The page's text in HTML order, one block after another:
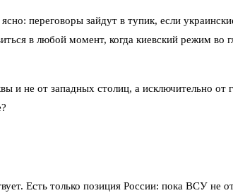
переговоры зайдут в тупик, если
в любой момент, когда киевский режим во
и не от западных столиц, а исключительно
Есть только позиция России: пока ВСУ не